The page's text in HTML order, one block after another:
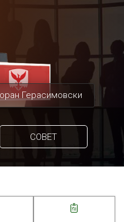
Герасимовски
СОВЕТ